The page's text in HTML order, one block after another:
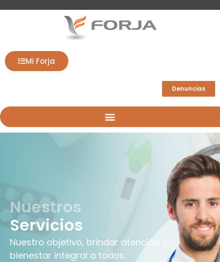
Mi Forja
Denuncias
Nuestros
Servicios
Nuestro objetivo, brindar atención y
bienestar integral a todos.